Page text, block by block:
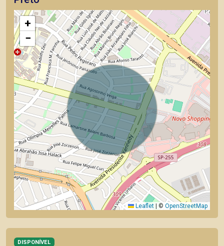
+
−
Leaflet | © OpenStreetMap
DISPONÍVEL